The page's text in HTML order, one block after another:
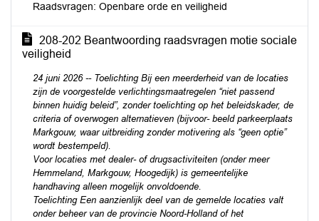
Raadsvragen: Openbare orde en veiligheid
208-202 Beantwoording raadsvragen motie sociale
veiligheid
24 juni 2026 -- Toelichting Bij een meerderheid van de locaties
zijn de voorgestelde verlichtingsmaatregelen “niet passend
binnen huidig beleid”, zonder toelichting op het beleidskader, de
criteria of overwogen alternatieven (bijvoor- beeld parkeerplaats
Markgouw, waar uitbreiding zonder motivering als “geen optie”
wordt bestempeld).
Voor locaties met dealer- of drugsactiviteiten (onder meer
Hemmeland, Markgouw, Hoogedijk) is gemeentelijke
handhaving alleen mogelijk onvoldoende.
Toelichting Een aanzienlijk deel van de gemelde locaties valt
onder beheer van de provincie Noord-Holland of het